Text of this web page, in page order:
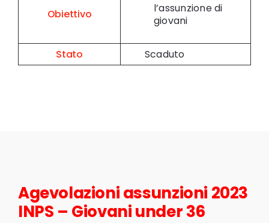
Obiettivo
l’assunzione di
giovani
Stato Scaduto
Agevolazioni assunzioni 2023
INPS – Giovani under 36